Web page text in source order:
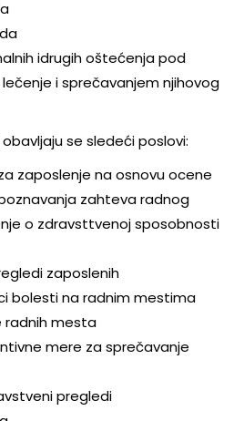
idrugih oštećenja pod
i sprečavanjem njihovog
se sledeći poslovi:
zaposlenje na osnovu ocene
zahteva radnog
o zdravsttvenoj sposobnosti
zaposlenih
bolesti na radnim mestima
radnih mesta
mere za sprečavanje
pregledi